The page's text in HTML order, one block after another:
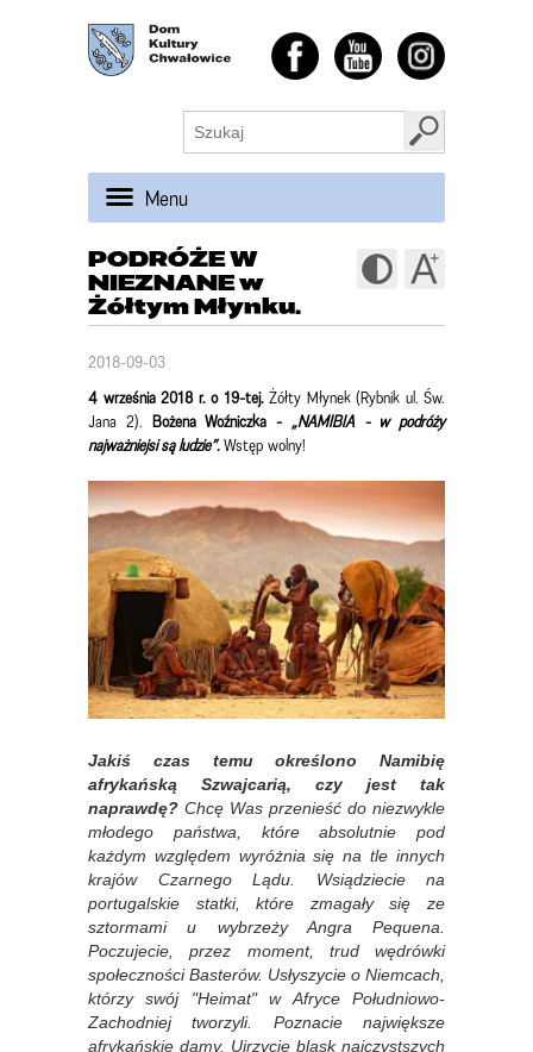
Menu
PODRÓŻE W
NIEZNANE w
Żółtym Młynku.
2018-09-03
4 września 2018 r. o 19-tej. Żółty Młynek (Rybnik ul. Św.
Jana 2). Bożena Woźniczka - „NAMIBIA - w podróży
najważniejsi są ludzie”.Wstęp wolny!
Jakiś czas temu określono Namibię
afrykańską Szwajcarią, czy jest tak
naprawdę? Chcę Was przenieść do niezwykle
młodego państwa, które absolutnie pod
każdym względem wyróżnia się na tle innych
krajów Czarnego Lądu. Wsiądziecie na
portugalskie statki, które zmagały się ze
sztormami u wybrzeży Angra Pequena.
Poczujecie, przez moment, trud wędrówki
społeczności Basterów. Usłyszycie o Niemcach,
którzy swój "Heimat" w Afryce Południowo-
Zachodniej tworzyli. Poznacie największe
afrykańskie damy. Ujrzycie blask najczystszych